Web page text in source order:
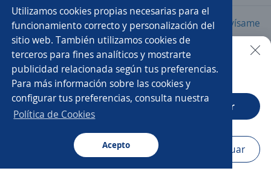
Utilizamos cookies propias necesarias para el
funcionamiento correcto y personalización del
sitio web. También utilizamos cookies de
terceros para fines analíticos y mostrarte
publicidad relacionada según tus preferencias.
Para más información sobre las cookies y
configurar tus preferencias, consulta nuestra
Política de Cookies
Acepto
Buscar Aplicaciones Avisos Favoritos
Nuevas ofertas de empleo Avísame
Empleos similares
Auxiliar de contratación Auxiliar de cocina
Ayudante de servicios generales
Auxiliar servicio al cliente
Buscar es más fácil en la app
CT App Abrir
Navegador Continuar